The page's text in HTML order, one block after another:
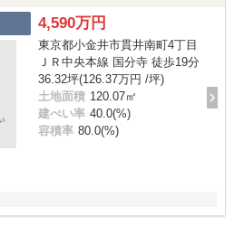
4,590万円
東京都小金井市貫井南町4丁目
ＪＲ中央本線 国分寺 徒歩19分
36.32坪(126.37万円 /坪)
土地面積 120.07㎡
建ぺい率 40.0(%)
容積率 80.0(%)